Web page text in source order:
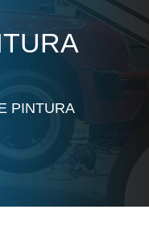
PINTURA